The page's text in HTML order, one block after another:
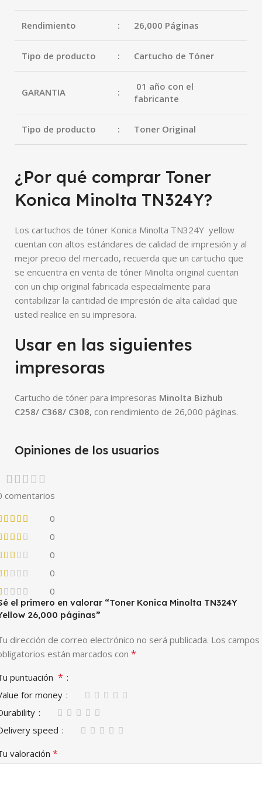
Rendimiento : 26,000 Páginas
Tipo de producto : Cartucho de Tóner
GARANTIA :
01 año con el
fabricante
Tipo de producto : Toner Original
¿Por qué comprar Toner
Konica Minolta TN324Y?
Los cartuchos de tóner Konica Minolta TN324Y yellow
cuentan con altos estándares de calidad de impresión y al
mejor precio del mercado, recuerda que un cartucho que
se encuentra en venta de tóner Minolta original cuentan
con un chip original fabricada especialmente para
contabilizar la cantidad de impresión de alta calidad que
usted realice en su impresora.
Usar en las siguientes
impresoras
Cartucho de tóner para impresoras Minolta Bizhub
C258/ C368/ C308, con rendimiento de 26,000 páginas.
Opiniones de los usuarios
comentarios
0
0
0
0
0
el primero en valorar “Toner Konica Minolta TN324Y
26,000 páginas”
dirección de correo electrónico no será publicada. Los campos
están marcados con *
puntuación *
for money
speed
valoración *